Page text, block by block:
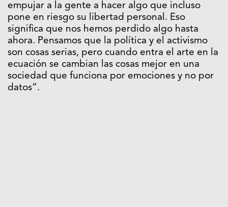
empujar a la gente a hacer algo que incluso
pone en riesgo su libertad personal. Eso
significa que nos hemos perdido algo hasta
ahora. Pensamos que la política y el activismo
son cosas serias, pero cuando entra el arte en la
ecuación se cambian las cosas mejor en una
sociedad que funciona por emociones y no por
datos”.